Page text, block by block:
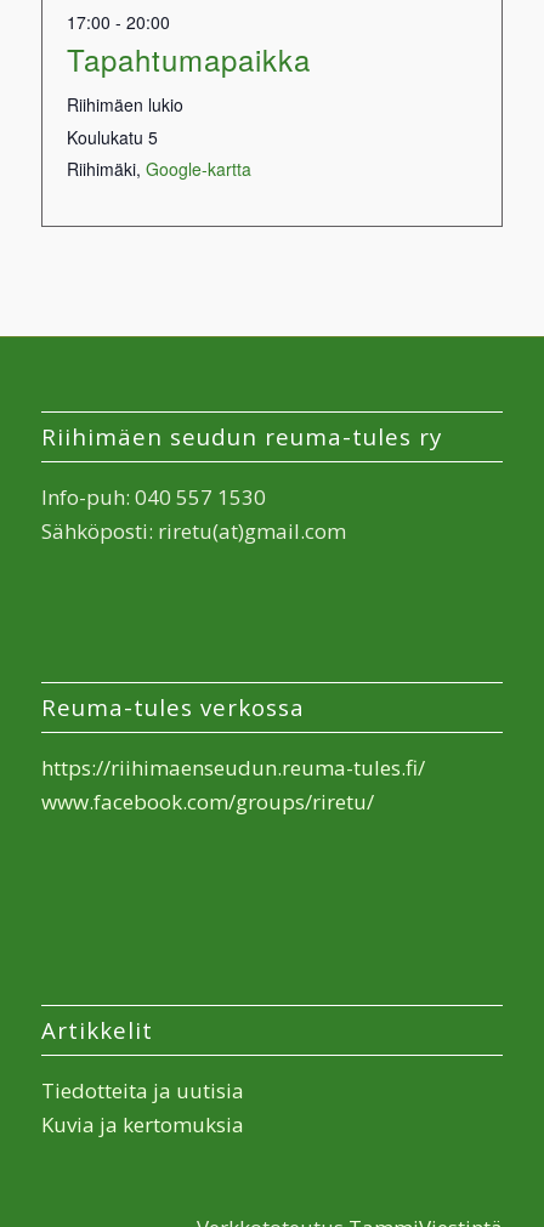
17:00 - 20:00
Tapahtumapaikka
Riihimäen lukio
Koulukatu 5
Riihimäki, Google-kartta
Riihimäen seudun reuma-tules ry
Info-puh: 040 557 1530
Sähköposti: riretu(at)gmail.com
Reuma-tules verkossa
https://riihimaenseudun.reuma-tules.fi/
www.facebook.com/groups/riretu/
Artikkelit
Tiedotteita ja uutisia
Kuvia ja kertomuksia